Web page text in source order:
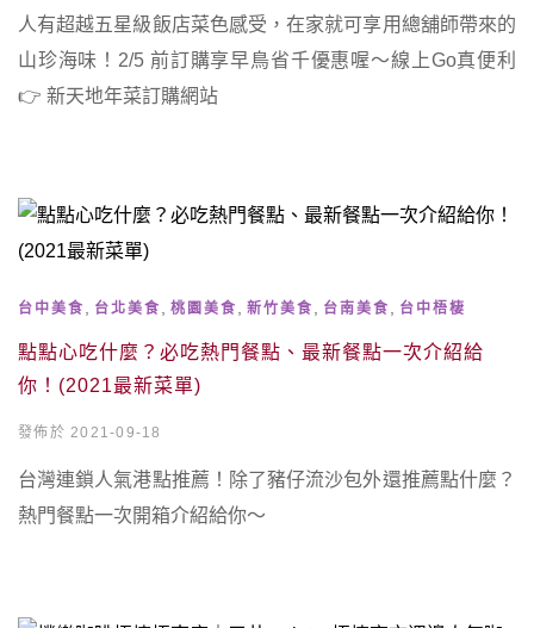
人有超越五星級飯店菜色感受，在家就可享用總舖師帶來的
山珍海味！2/5 前訂購享早鳥省千優惠喔～線上Go真便利
👉 新天地年菜訂購網站
台中美食 台北美食 桃園美食 新竹美食 台南美食 台中梧棲
點點心吃什麼？必吃熱門餐點、最新餐點一次介紹給
你！(2021最新菜單)
發佈於 2021-09-18
台灣連鎖人氣港點推薦！除了豬仔流沙包外還推薦點什麼？
熱門餐點一次開箱介紹給你～